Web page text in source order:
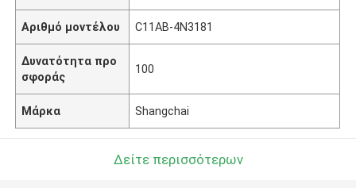
Αριθμό μοντέλου C11AB-4N3181
Δυνατότητα προ
σφοράς
100
Μάρκα Shangchai
Δείτε περισσότερων